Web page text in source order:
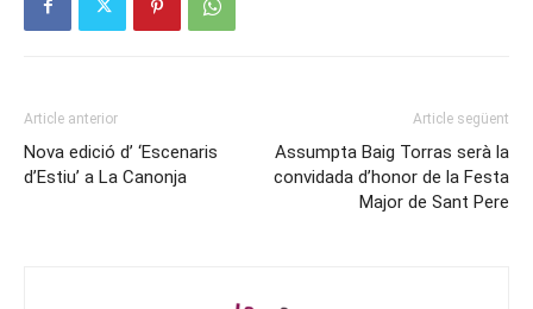
Article anterior
Nova edició d’ ‘Escenaris
d’Estiu’ a La Canonja
Article següent
Assumpta Baig Torras serà la
convidada d’honor de la Festa
Major de Sant Pere